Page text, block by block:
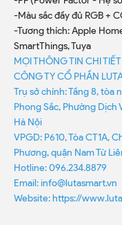
-Màu sắc đầy đủ RGB +
-Tương thích: Apple
SmartThings, Tuya
MỌI THÔNG TIN CHI
CÔNG TY CỔ PHẦN
Trụ sở chính: Tầng 8, tòa
Phong Sắc, Phường Dịch
Hà Nội
VPGD: P610, Tòa CT1A,
Phương, quận Nam Từ
Hotline: 096.234.8879
Email: info@lutasmart.vn
Website: https://